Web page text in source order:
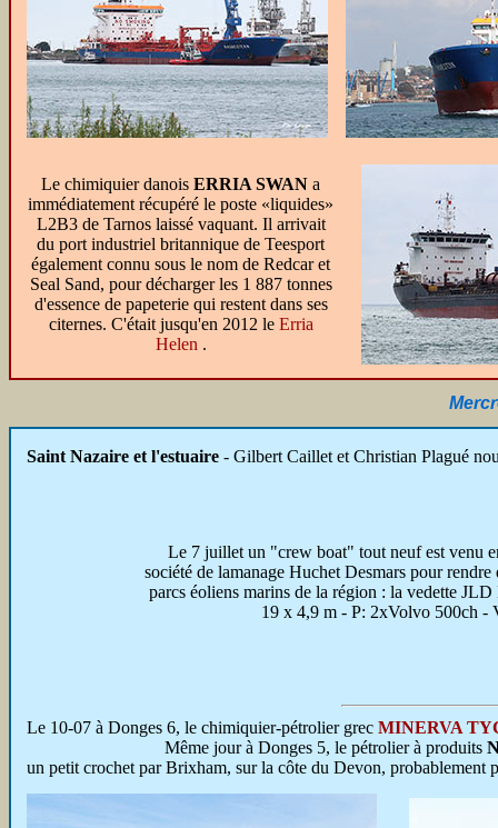
Le chimiquier danois ERRIA SWAN a
immédiatement récupéré le poste «liquides»
L2B3 de Tarnos laissé vaquant. Il arrivait
du port industriel britannique de Teesport
également connu sous le nom de Redcar et
Seal Sand, pour décharger les 1 887 tonnes
d'essence de papeterie qui restent dans ses
citernes. C'était jusqu'en 2012 le Erria
Helen .
Saint Nazaire et l'estuaire - Gilbert Caillet et Christian Plagué
Le 7 juillet un "crew boat" tout neuf est venu
société de lamanage Huchet Desmars pour
parcs éoliens marins de la région : la vedette
19 x 4,9 m - P: 2xVolvo 500ch -
Le 10-07 à Donges 6, le chimiquier-pétrolier grec MINERVA
Même jour à Donges 5, le pétrolier à produits
un petit crochet par Brixham, sur la côte du Devon, probablement